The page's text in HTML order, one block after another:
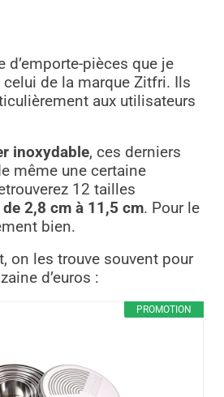
d’emporte-pièces que je
de la marque Zitfri. Ils
aux utilisateurs
inoxydable, ces derniers
même une certaine
12 tailles
2,8 cm à 11,5 cm. Pour le
bien.
on les trouve souvent pour
d’euros :
PROMOTION